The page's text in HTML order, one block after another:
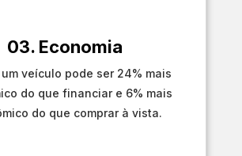
03. Economia
veículo pode ser 24% mais
do que financiar e 6% mais
do que comprar à vista.